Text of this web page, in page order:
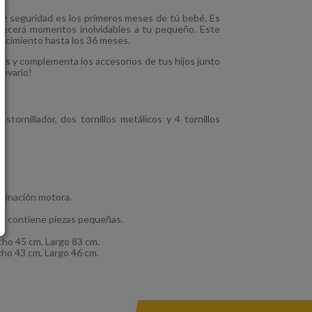
seguridad es los primeros meses de tú bebé. Es
momentos inolvidables a tu pequeño. Este
hasta los 36 meses.
y complementa los accesorios de tus hijos junto
dos tornillos metálicos y 4 tornillos
motora.
contiene piezas pequeñas.
45 cm, Largo 83 cm.
43 cm, Largo 46 cm.